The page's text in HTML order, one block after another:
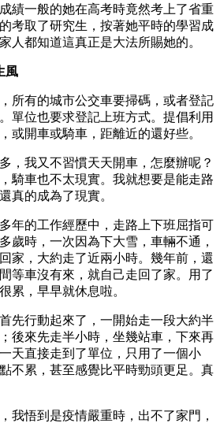
績一般的她在高考時竟然考上了省重
考取了研究生，按著她平時的學習成
人都知道這真正是大法所賜她的。
風
所有的城市公交車要掃碼，或者登記
單位也要求登記上班方式。提倡利用
或開車或騎車，距離近的還好些。
，我又不習慣天天開車，怎麼辦呢？
騎車也不太現實。我就想要是能走路
真的成為了現實。
年的工作經歷中，走路上下班屈指可
歲時，一次因為下大雪，車輛不通，
家，大約走了近兩小時。幾年前，還
等車沒有來，就自己走回了家。用了
累，早早就休息啦。
先行動起來了，一開始走一段大約半
後來先走半小時，坐幾站車，下來再
天直接走到了單位，只用了一個小
不累，甚至感覺比平時勁頭更足。真
我悟到是疫情嚴重時，出不了家門，